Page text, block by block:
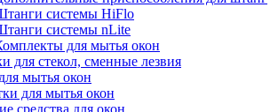
системы HiFlo
системы nLite
для мытья окон
для стекол, сменные лезвия
мытья окон
для мытья окон